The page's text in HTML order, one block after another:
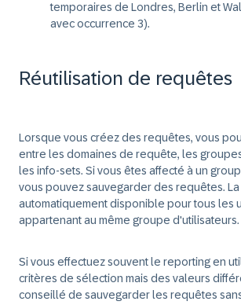
temporaires de Londres, Berlin et
avec occurrence 3).
Réutilisation de requêtes
Lorsque vous créez des requêtes, vous
entre les domaines de requête, les
les info-sets. Si vous êtes affecté à un
vous pouvez sauvegarder des requêtes.
automatiquement disponible pour tous les
appartenant au même groupe d'utilisateurs.
Si vous effectuez souvent le reporting en
critères de sélection mais des valeurs
conseillé de sauvegarder les requêtes